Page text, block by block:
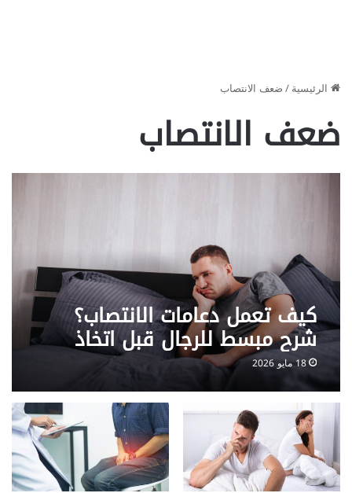
الرئيسية/ضعف الانتصاب
ضعف الانتصاب
كيف تعمل دعامات الانتصاب؟
شرح مبسط للرجال قبل اتخاذ
القرار
18 مايو 2026